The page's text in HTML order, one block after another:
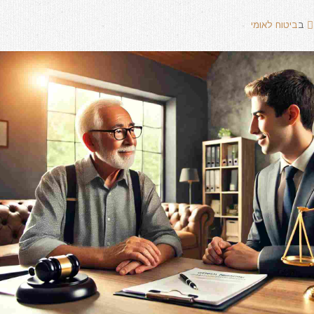
בביטוח לאומי